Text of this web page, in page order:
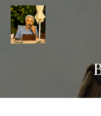
contenido